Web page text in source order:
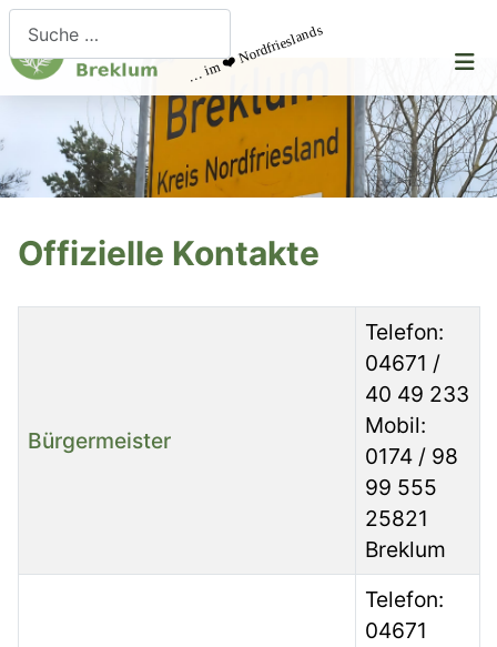
… im ❤️ Nordfrieslands
Offizielle Kontakte
Bürgermeister
Telefon:
04671 /
40 49 233
Mobil:
0174 / 98
99 555
25821
Breklum
Telefon:
04671